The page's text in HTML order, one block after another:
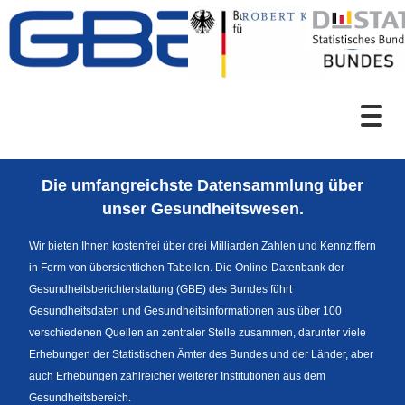
Zum Inhalt
Sprachumschaltung
News
Die umfangreichste Datensammlung über
unser Gesundheitswesen.
Wir bieten Ihnen kostenfrei über drei Milliarden Zahlen und Kennziffern
in Form von übersichtlichen Tabellen. Die Online-Datenbank der
Gesundheitsberichterstattung (GBE) des Bundes führt
Gesundheitsdaten und Gesundheitsinformationen aus über 100
verschiedenen Quellen an zentraler Stelle zusammen, darunter viele
Erhebungen der Statistischen Ämter des Bundes und der Länder, aber
auch Erhebungen zahlreicher weiterer Institutionen aus dem
Gesundheitsbereich.